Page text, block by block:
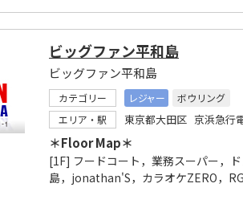
ビッグファン平和島
ビッグファン平和島
カテゴリー レジャー
ボウリング
エリア・駅
東京都大田区 京浜急行
＊Floor Map＊
[1F] フードコート，業務スーパー，
島，jonathan'S，カラオケZERO，